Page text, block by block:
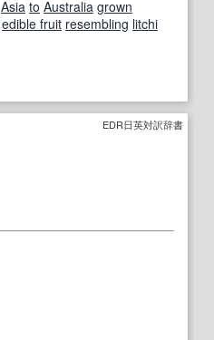
Asia to Australia grown
edible fruit resembling litchi
EDR日英対訳辞書